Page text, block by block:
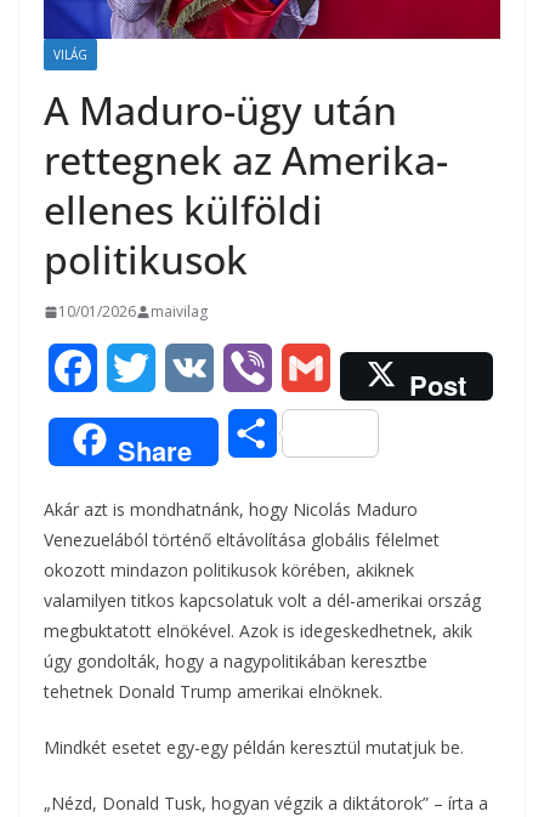
VILÁG
A Maduro-ügy után
rettegnek az Amerika-
ellenes külföldi
politikusok
10/01/2026 maivilag
a
c
e
b
o
o
w
i
t
t
e
r
K
i
b
e
r
m
a
i
l
Post
Share
O
s
z
a
m
Akár azt is mondhatnánk, hogy Nicolás Maduro
Venezuelából történő eltávolítása globális félelmet
okozott mindazon politikusok körében, akiknek
valamilyen titkos kapcsolatuk volt a dél-amerikai ország
megbuktatott elnökével. Azok is idegeskedhetnek, akik
úgy gondolták, hogy a nagypolitikában keresztbe
tehetnek Donald Trump amerikai elnöknek.
Mindkét esetet egy-egy példán keresztül mutatjuk be.
„Nézd, Donald Tusk, hogyan végzik a diktátorok” – írta a